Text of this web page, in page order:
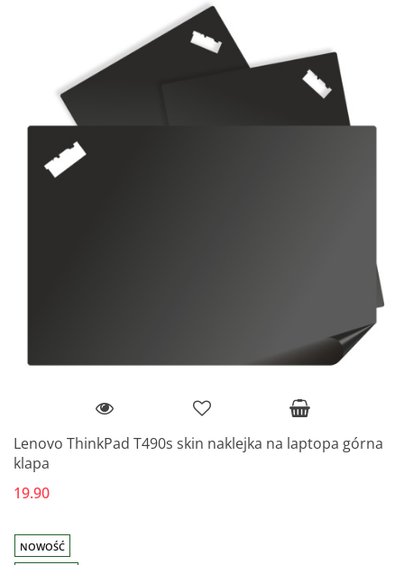
Lenovo ThinkPad T490s skin naklejka na laptopa górna
klapa
19.90
NOWOŚĆ